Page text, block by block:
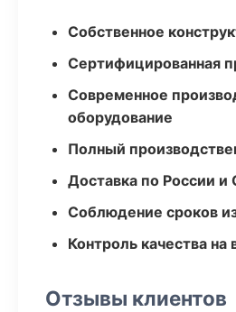
Собственное
Сертифицированная
Современное
оборудование
Полный
Доставка по России и
Соблюдение сроков
Контроль качества на
Отзывы клиентов